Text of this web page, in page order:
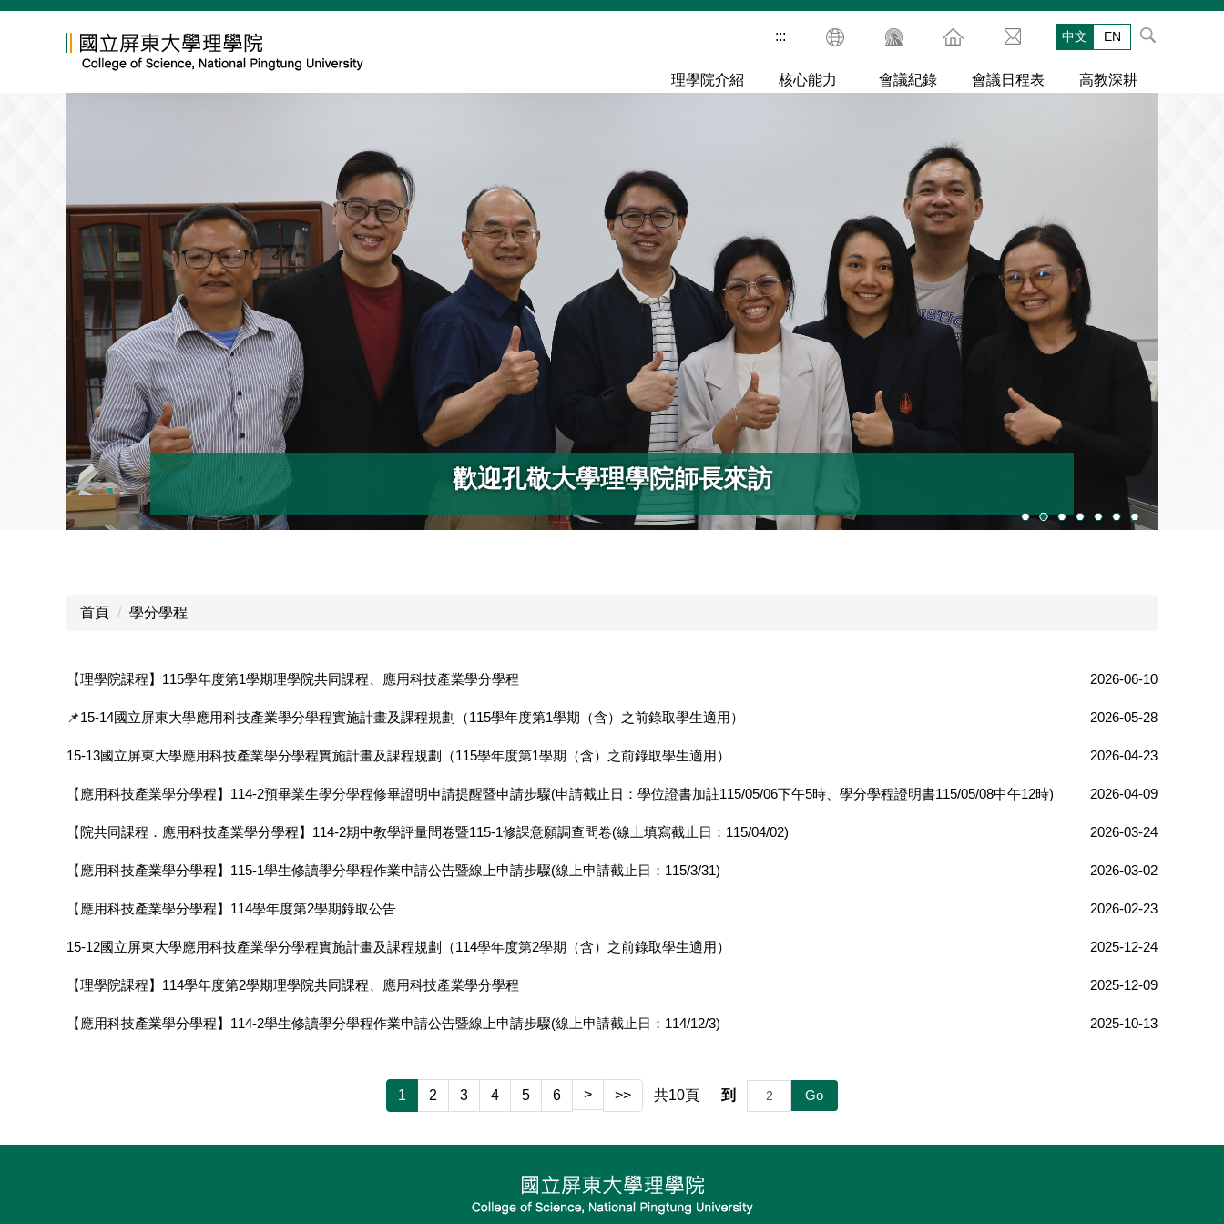
跳
::: 中文 EN
理學院介紹 核心能力 會議紀錄 會議日程表 高教深耕
歡迎孔敬大學理學院師長來訪
首頁 學分學程
【理學院課程】115學年度第1學期理學院共同課程、應用科技產業學分學程 2026-06-10
📌15-14國立屏東大學應用科技產業學分學程實施計畫及課程規劃（115學年度第1學期（含）之前錄取學生適用） 2026-05-28
15-13國立屏東大學應用科技產業學分學程實施計畫及課程規劃（115學年度第1學期（含）之前錄取學生適用） 2026-04-23
【應用科技產業學分學程】114-2預畢業生學分學程修畢證明申請提醒暨申請步驟(申請截止日：學位證書加註115/05/06下午5時、學分學程證明書115/05/08中午12時) 2026-04-09
【院共同課程．應用科技產業學分學程】114-2期中教學評量問卷暨115-1修課意願調查問卷(線上填寫截止日：115/04/02) 2026-03-24
【應用科技產業學分學程】115-1學生修讀學分學程作業申請公告暨線上申請步驟(線上申請截止日：115/3/31) 2026-03-02
【應用科技產業學分學程】114學年度第2學期錄取公告 2026-02-23
15-12國立屏東大學應用科技產業學分學程實施計畫及課程規劃（114學年度第2學期（含）之前錄取學生適用） 2025-12-24
【理學院課程】114學年度第2學期理學院共同課程、應用科技產業學分學程 2025-12-09
【應用科技產業學分學程】114-2學生修讀學分學程作業申請公告暨線上申請步驟(線上申請截止日：114/12/3) 2025-10-13
1 2 3 4 5 6 > >> 共10頁 到 Go